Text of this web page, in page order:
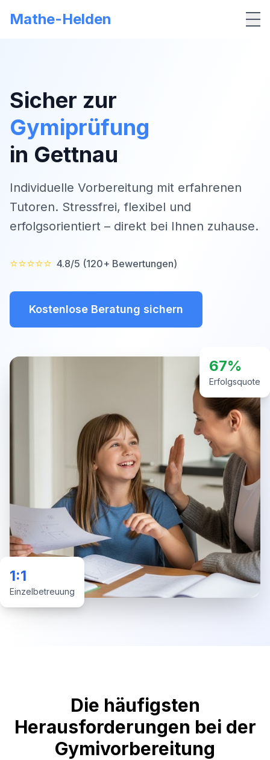
Mathe-Helden
Sicher zur
Gymiprüfung
in Gettnau
Individuelle Vorbereitung mit erfahrenen
Tutoren. Stressfrei, flexibel und
erfolgsorientiert – direkt bei Ihnen zuhause.
⭐⭐⭐⭐⭐ 4.8/5 (120+ Bewertungen)
Kostenlose Beratung sichern
67%
Erfolgsquote
1:1
Einzelbetreuung
Die häufigsten
Herausforderungen bei der
Gymivorbereitung